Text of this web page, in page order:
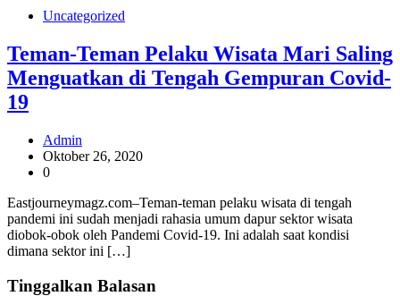
Uncategorized
Teman-Teman Pelaku Wisata Mari Saling
Menguatkan di Tengah Gempuran Covid-
19
Admin
Oktober 26, 2020
0
Eastjourneymagz.com–Teman-teman pelaku wisata di tengah
pandemi ini sudah menjadi rahasia umum dapur sektor wisata
diobok-obok oleh Pandemi Covid-19. Ini adalah saat kondisi
dimana sektor ini […]
Tinggalkan Balasan